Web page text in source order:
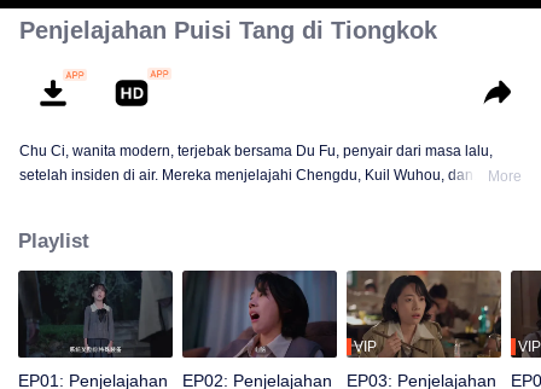
Penjelajahan Puisi Tang di Tiongkok
Chu Ci, wanita modern, terjebak bersama Du Fu, penyair dari masa lalu,
setelah insiden di air. Mereka menjelajahi Chengdu, Kuil Wuhou, dan
menemukan kedamaian dan makna sejati.
More
Playlist
EP01: Penjelajahan
EP02: Penjelajahan
VIP
EP03: Penjelajahan
VIP